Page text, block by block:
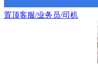
置顶客服/业务员/司机